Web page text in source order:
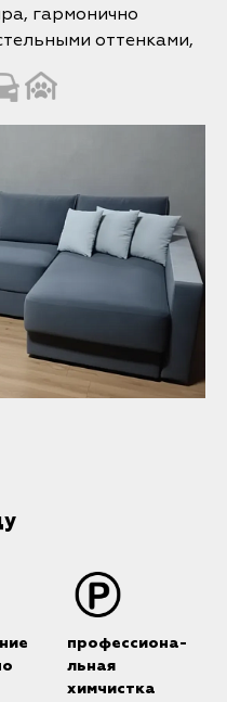
гармонично
оттенками,
профессиона-
льная
химчистка